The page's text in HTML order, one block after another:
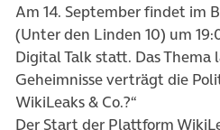
Am 14. September findet im
(Unter den Linden 10) um
Digital Talk statt. Das Thema
Geheimnisse verträgt die
WikiLeaks & Co.?“
Der Start der Plattform